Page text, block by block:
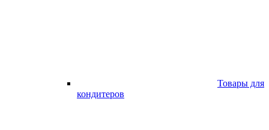
Товары для
кондитеров